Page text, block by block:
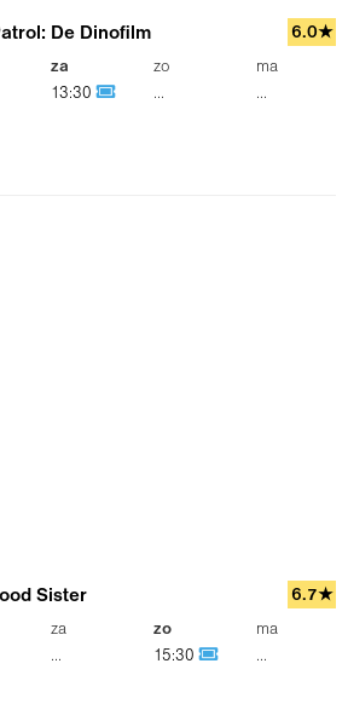
6.0★
De Dinofilm
za
13:30
zo
...
ma
...
6.7★
Sister
za
...
zo
15:30
ma
...